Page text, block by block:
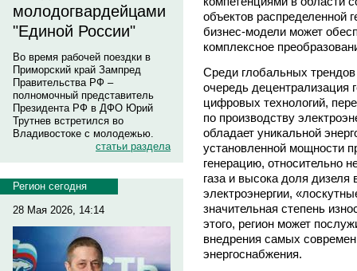
молодогвардейцами
"Единой России"
Во время рабочей поездки в
Приморский край Зампред
Правительства РФ –
полномочный представитель
Президента РФ в ДФО Юрий
Трутнев встретился во
Владивостоке с молодежью.
статьи раздела
Регион сегодня
28 Мая 2026, 14:14
объектов распределенной
бизнес-модели может
комплексное
Среди глобальных трендов
очередь децентрализация
цифровых технологий,
по производству
обладает уникальной
установленной мощности
генерацию, относительно
газа и высока доля
электроэнергии,
значительная степень
этого, регион может
внедрения самых
энергоснабжения.